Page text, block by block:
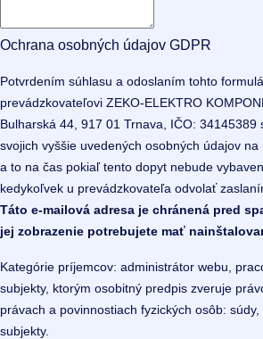
Ochrana osobných údajov GDPR
Potvrdením súhlasu a odoslaním tohto
prevádzkovateľovi ZEKO-ELEKTRO
Bulharská 44, 917 01 Trnava, IČO: 34145389
svojich vyššie uvedených osobných údajov na
a to na čas pokiaľ tento dopyt nebude
kedykoľvek u prevádzkovateľa odvolať
Táto e-mailová adresa je chránená pred
jej zobrazenie potrebujete mať
Kategórie príjemcov: administrátor webu,
subjekty, ktorým osobitný predpis zveruje
právach a povinnostiach fyzických osôb:
subjekty.